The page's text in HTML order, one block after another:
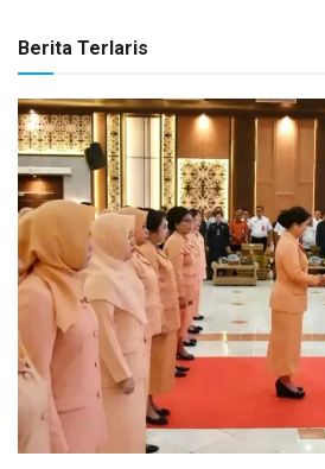
Berita Terlaris